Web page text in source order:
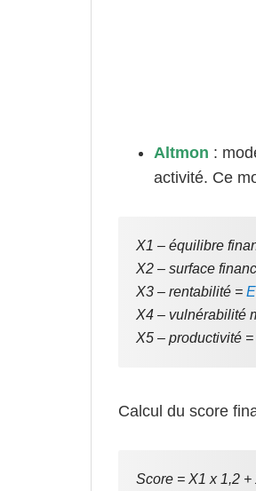
Altmon :
activité. Ce
X1 – équilibre
X2 – surface
X3 – rentabilité =
X4 – vulnérabilité
X5 – productivité =
Calcul du score
Score = X1 x 1,2